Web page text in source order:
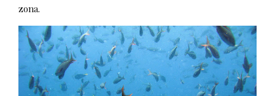
zona.